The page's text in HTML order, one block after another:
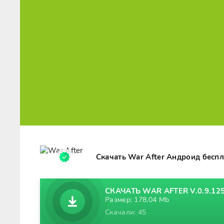
Скачать War After Андроид
СКАЧАТЬ WAR AFTER
Размер: 178,04 Mb
Скачали: 45